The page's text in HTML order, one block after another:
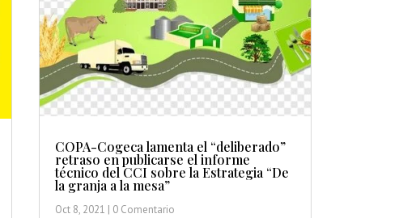
COPA-Cogeca lamenta el “deliberado”
retraso en publicarse el informe
técnico del CCI sobre la Estrategia “De
la granja a la mesa”
Oct 8, 2021 | 0 Comentario